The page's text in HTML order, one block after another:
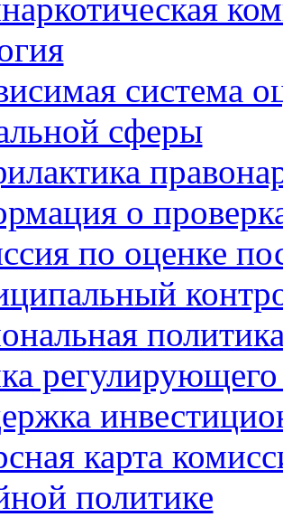
система
сферы
о
по оценке
регулирующего
карта
политике